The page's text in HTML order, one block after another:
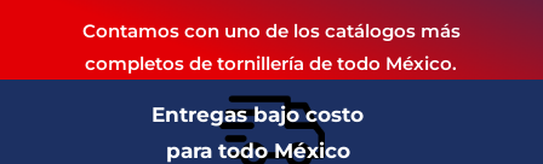
Contamos con uno de los catálogos más
completos de tornillería de todo México.
Entregas bajo costo
para todo México